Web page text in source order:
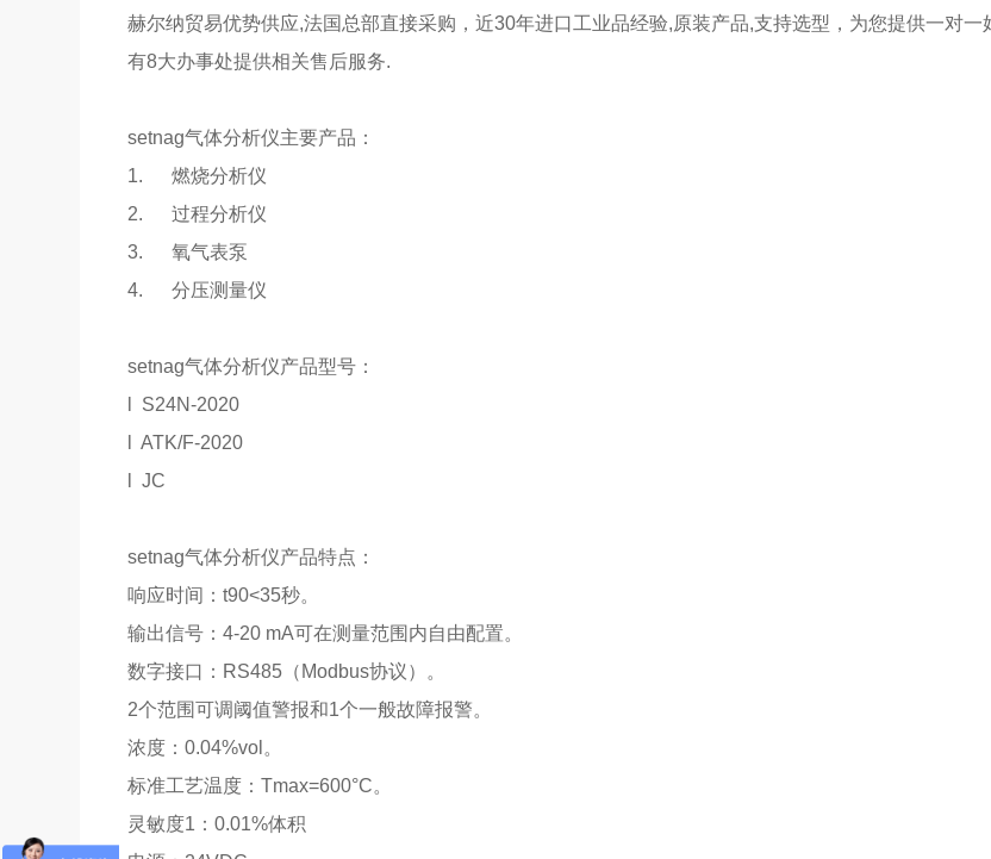
赫尔纳贸易优势供应,法国总部直接采购，近30年进口工业品经验,原装产品,支持选型，为您提供一对
有8大办事处提供相关售后服务.
setnag气体分析仪主要产品：
1.
燃烧分析仪
2.
过程分析仪
3.
氧气表泵
4.
分压测量仪
setnag气体分析仪产品型号：
S24N-2020
ATK/F-2020
JC
setnag气体分析仪产品特点：
响应时间：t90<35秒。
输出信号：4-20 mA可在测量范围内自由配置。
数字接口：RS485（Modbus协议）。
2个范围可调阈值警报和1个一般故障报警。
浓度：0.04%vol。
标准工艺温度：Tmax=600°C。
灵敏度1：0.01%体积